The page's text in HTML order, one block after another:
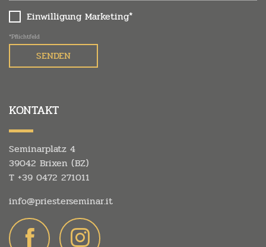
Einwilligung Marketing*
*Pflichtfeld
KONTAKT
Seminarplatz 4
39042 Brixen (BZ)
T +39 0472 271011
info@priesterseminar.it